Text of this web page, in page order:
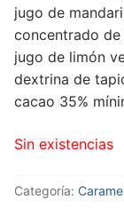
jugo de
concentrado
jugo de limón
dextrina de
cacao 35%
Sin existencias
Categoría: